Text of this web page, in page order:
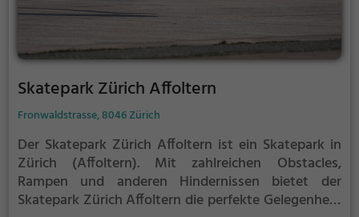
Skatepark Zürich Affoltern
Fronwaldstrasse, 8046 Zürich
Der Skatepark Zürich Affoltern ist ein Skatepark in
Zürich (Affoltern). Mit zahlreichen Obstacles,
Rampen und anderen Hindernissen bietet der
Skatepark Zürich Affoltern die perfekte Gelegenheit,